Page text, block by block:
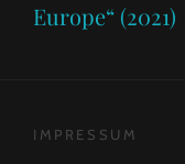
Europe“ (2021)
IMPRESSUM